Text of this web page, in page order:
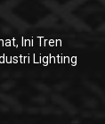
Ini Tren
Lighting